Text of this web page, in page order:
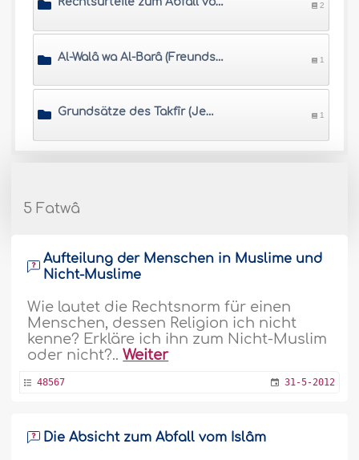
2
Al-Walâ wa Al-Barâ (Freundschaft und Feindschaft für Allâhs Wohlgefallen) 1
Grundsätze des Takfîr (Jemandem oder einer Gruppe von Menschen den Glauben absprechen) 1
5 Fatwâ
Aufteilung der Menschen in Muslime und
Nicht-Muslime
Wie lautet die Rechtsnorm für einen
Menschen, dessen Religion ich nicht
kenne? Erkläre ich ihn zum Nicht-Muslim
oder nicht?..Weiter
48567 31-5-2012
Die Absicht zum Abfall vom Islâm